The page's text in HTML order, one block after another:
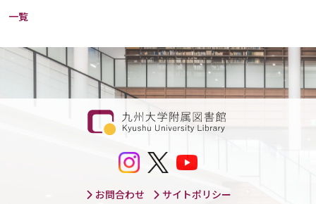
一覧
お問合わせ サイトポリシー